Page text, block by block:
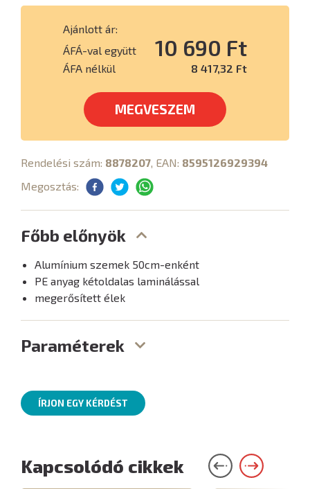
Ajánlott ár:
ÁFÁ-val együtt
10 690 Ft
ÁFA nélkül 8 417,32 Ft
MEGVESZEM
Rendelési szám: 8878207, EAN: 8595126929394
Megosztás:
Főbb előnyök
Alumínium szemek 50cm-enként
PE anyag kétoldalas laminálással
megerősített élek
Paraméterek
ÍRJON EGY KÉRDÉST
Kapcsolódó cikkek